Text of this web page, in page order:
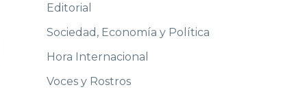
Editorial
Sociedad, Economía y Política
Hora Internacional
Voces y Rostros